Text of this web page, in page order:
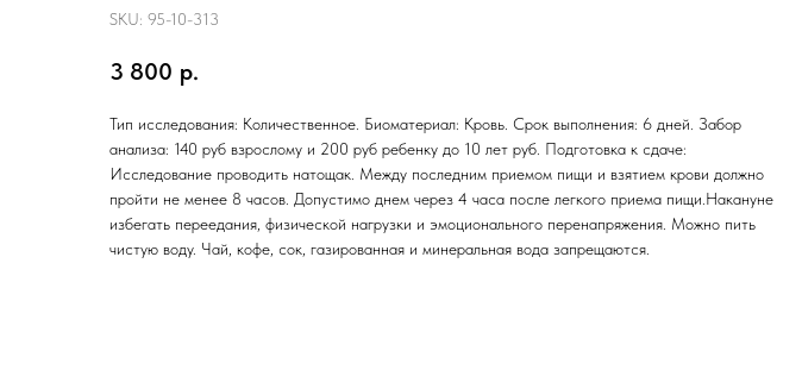
SKU: 95-10-313
3 800 р.
Тип исследования: Количественное. Биоматериал: Кровь. Срок выполнения: 6 дней. Забор
анализа: 140 руб взрослому и 200 руб ребенку до 10 лет руб. Подготовка к сдаче:
Исследование проводить натощак. Между последним приемом пищи и взятием крови должно
пройти не менее 8 часов. Допустимо днем через 4 часа после легкого приема пищи.Накануне
избегать переедания, физической нагрузки и эмоционального перенапряжения. Можно пить
чистую воду. Чай, кофе, сок, газированная и минеральная вода запрещаются.